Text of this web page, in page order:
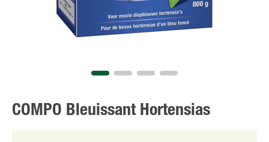
COMPO Bleuissant Hortensias